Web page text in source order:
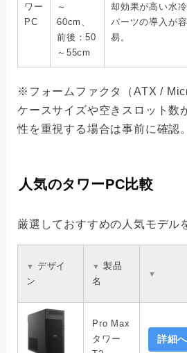
ワー
PC
～
60cm、
前後：50
～55cm
却効果が高い水冷
パーツの導入が容
易。
※フォームファクタ（ATX /
ケースサイズや空きスロット数
性を重視する場合は事前に確認。
人気のタワーPC比較
厳選しておすすめの人気モデル
▼ デザイ
ン
▼ 製品
名
▼
Pro Max
タワー
詳細へ